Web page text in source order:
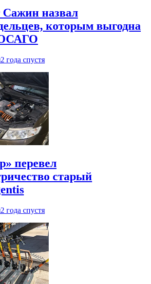
Сажин назвал
которым выгодна
2 года спустя
перевел
старый
2 года спустя